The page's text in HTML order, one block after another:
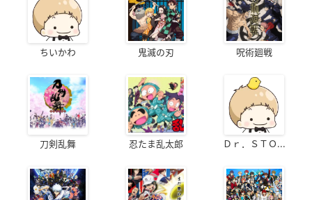
ちいかわ 鬼滅の刃 呪術廻戦
刀剣乱舞 忍たま乱太郎 Ｄｒ．ＳＴＯ...